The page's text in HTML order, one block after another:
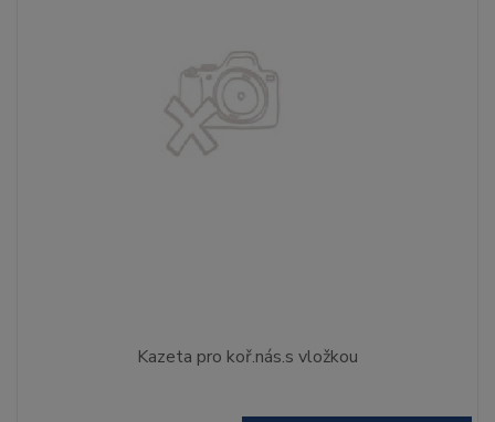
Kazeta pro koř.nás.s vložkou